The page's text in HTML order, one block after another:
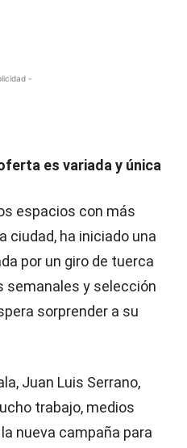
-
es variada y única
espacios con más
ciudad, ha iniciado una
por un giro de tuerca
semanales y selección
sorprender a su
Juan Luis Serrano,
trabajo, medios
nueva campaña para